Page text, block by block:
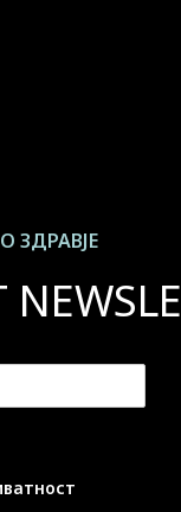
ЗДРАВЈЕ